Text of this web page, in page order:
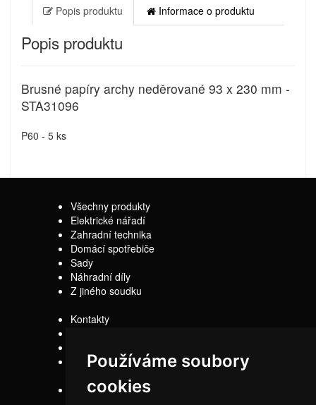
Používáme soubory
cookies
Popis produktu
Informace o produktu
Popis produktu
Brusné papíry archy neděrované 93 x 230 mm -
STA31096
P60 - 5 ks
Všechny produkty
Elektrické nářadí
Zahradní technika
Domácí spotřebiče
Sady
Náhradní díly
Z jiného soudku
Kontakty
Obchodní
Reklamační řád